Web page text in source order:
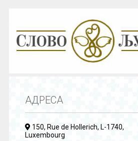
АДРЕСА
150, Rue de Hollerich, L-1740,
Luxembourg